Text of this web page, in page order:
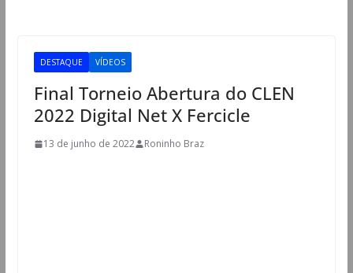
DESTAQUE VÍDEOS
Final Torneio Abertura do CLEN
2022 Digital Net X Fercicle
13 de junho de 2022 Roninho Braz